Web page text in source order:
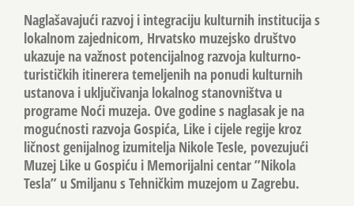
Naglašavajući razvoj i integraciju kulturnih institucija s
lokalnom zajednicom, Hrvatsko muzejsko društvo
ukazuje na važnost potencijalnog razvoja kulturno-
turističkih itinerera temeljenih na ponudi kulturnih
ustanova i uključivanja lokalnog stanovništva u
programe Noći muzeja. Ove godine s naglasak je na
mogućnosti razvoja Gospića, Like i cijele regije kroz
ličnost genijalnog izumitelja Nikole Tesle, povezujući
Muzej Like u Gospiću i Memorijalni centar ”Nikola
Tesla” u Smiljanu s Tehničkim muzejom u Zagrebu.